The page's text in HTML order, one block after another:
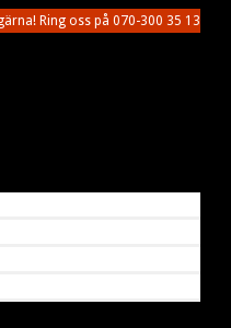
Ring oss på 070-300 35 13